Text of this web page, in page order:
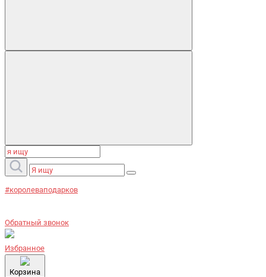
#королеваподарков
Обратный звонок
Избранное
Корзина